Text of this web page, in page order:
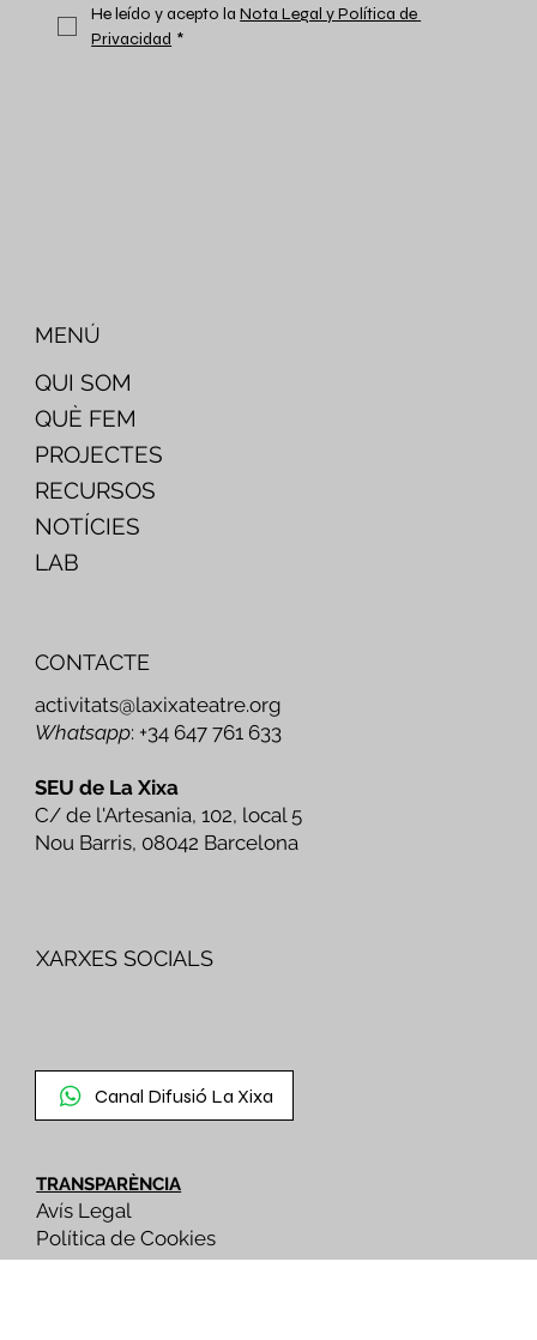
He leído y acepto la Nota Legal y Política de
Privacidad *
QUI SOM
QUÈ FEM
PROJECTES
RECURSOS
NOTÍCIES
LAB
MENÚ
CONTACTE
activitats@laxixateatre.org
Whatsapp: +34 647 761 633
SEU de La Xixa
C/ de l'Artesania, 102, local 5
Nou Barris, 08042 Barcelona
XARXES SOCIALS
Canal Difusió La Xixa
TRANSPARÈNCIA
Avís Legal
Política de Cookies